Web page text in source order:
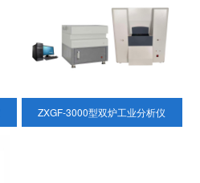
ZXGF-3000型双炉工业分析仪